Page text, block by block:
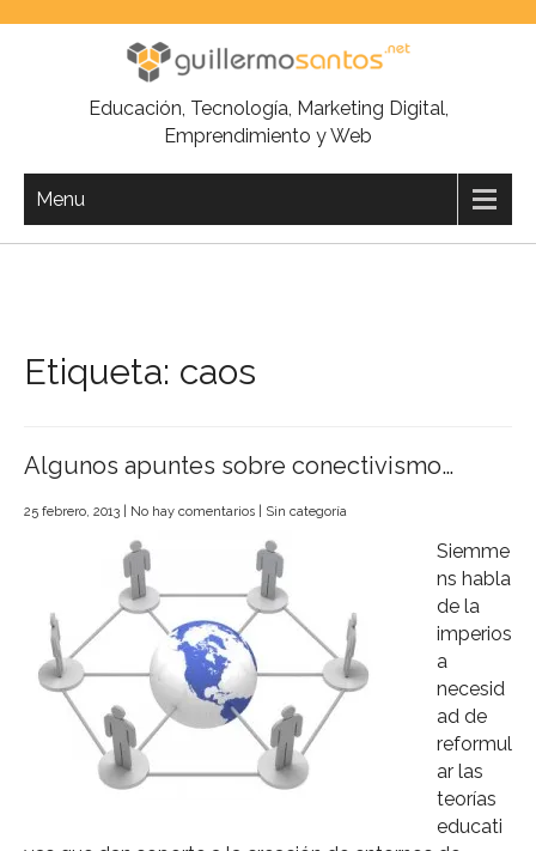
Educación, Tecnología, Marketing Digital,
Emprendimiento y Web
Menu
Etiqueta: caos
Algunos apuntes sobre conectivismo…
25 febrero, 2013 No hay comentarios Sin categoría
Siemme
ns habla
de la
imperios
a
necesid
ad de
reformul
ar las
teorías
educati